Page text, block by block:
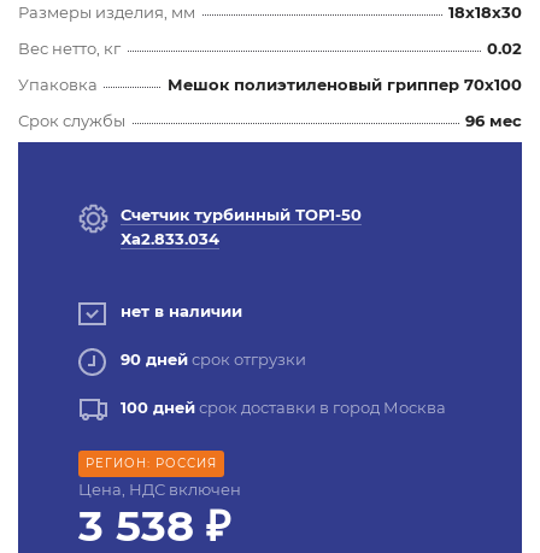
Размеры изделия, мм
18x18x30
Вес нетто, кг
0.02
Упаковка
Мешок полиэтиленовый гриппер 70х100
Срок службы
96 мес
Счетчик турбинный ТОР1-50
Ха2.833.034
нет в наличии
90 днейсрок отгрузки
100 днейсрок доставки в город Москва
РЕГИОН: РОССИЯ
Цена, НДС включен
3 538 ₽